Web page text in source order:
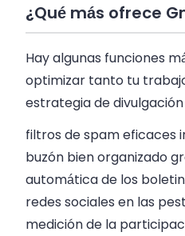
¿Qué más ofrece
Hay algunas funciones
optimizar tanto tu
estrategia de
filtros de spam eficaces
buzón bien organizado
automática de los
redes sociales en las
medición de la